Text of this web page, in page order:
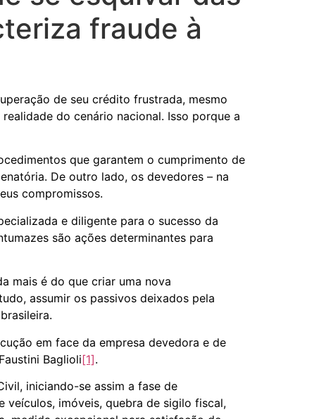
fraude à
de seu crédito frustrada, mesmo
do cenário nacional. Isso porque a
que garantem o cumprimento de
De outro lado, os devedores – na
compromissos.
e diligente para o sucesso da
são ações determinantes para
mais é do que criar uma nova
assumir os passivos deixados pela
em face da empresa devedora e de
Baglioli[1].
iniciando-se assim a fase de
veículos, imóveis, quebra de sigilo fiscal,